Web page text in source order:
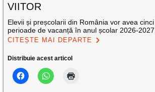
VIITOR
Elevii și preșcolarii din România vor avea cinci
perioade de vacanță în anul școlar 2026-2027,
CITEȘTE MAI DEPARTE
Distribuie acest articol